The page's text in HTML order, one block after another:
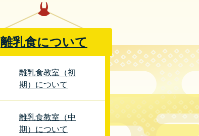
離乳食について
離乳食教室（初
期）について
離乳食教室（中
期）について